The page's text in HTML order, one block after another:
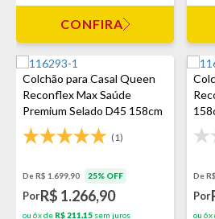
CONFIRA
Colchão para Casal Queen
Reconflex Max Saúde
Premium Selado D45 158cm
(1)
De R$ 1.699,90 25% OFF
PorR$ 1.266,90
ou 6x de R$ 211,15 sem juros
De
Por
ou 6x